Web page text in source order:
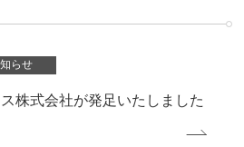
らせ
株式会社が発足いたしました